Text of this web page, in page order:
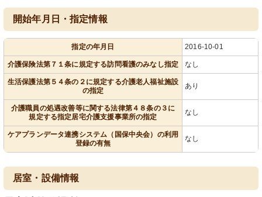
開始年月日・指定情報
指定の年月日 2016-10-01
介護保険法第７１条に規定する訪問看護のみなし指定 なし
生活保護法第５４条の２に規定する介護老人福祉施設
の指定
あり
介護職員の処遇改善等に関する法律第４８条の３に
規定する指定居宅介護支援事業所の指定
なし
ケアプランデータ連携システム（国保中央会）の利用
登録の有無
なし
居室・設備情報